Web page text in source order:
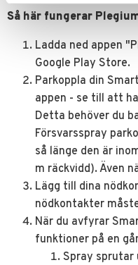
Så här fungerar
Ladda ned appen
Google Play Store.
Parkoppla din
appen - se till att
Detta behöver du
Försvarsspray
så länge den är
m räckvidd). Även
Lägg till dina
nödkontakter
När du avfyrar
funktioner på en
Spray